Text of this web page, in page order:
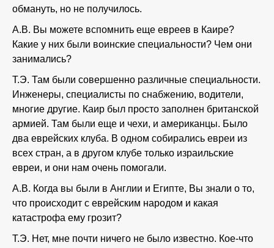
обмануть, но не получилось.
А.В. Вы можете вспомнить еще евреев в Каире?
Какие у них были воинские специальности? Чем они
занимались?
Т.Э. Там были совершенно различные специальности.
Инженеры, специалисты по снабжению, водители,
многие другие. Каир был просто заполнен британской
армией. Там были еще и чехи, и американцы. Было
два еврейских клуба. В одном собирались евреи из
всех стран, а в другом клубе только израильские
евреи, и они нам очень помогали.
А.В. Когда вы были в Англии и Египте, Вы знали о то,
что происходит с еврейским народом и какая
катастрофа ему грозит?
Т.Э. Нет, мне почти ничего не было известно. Кое-что